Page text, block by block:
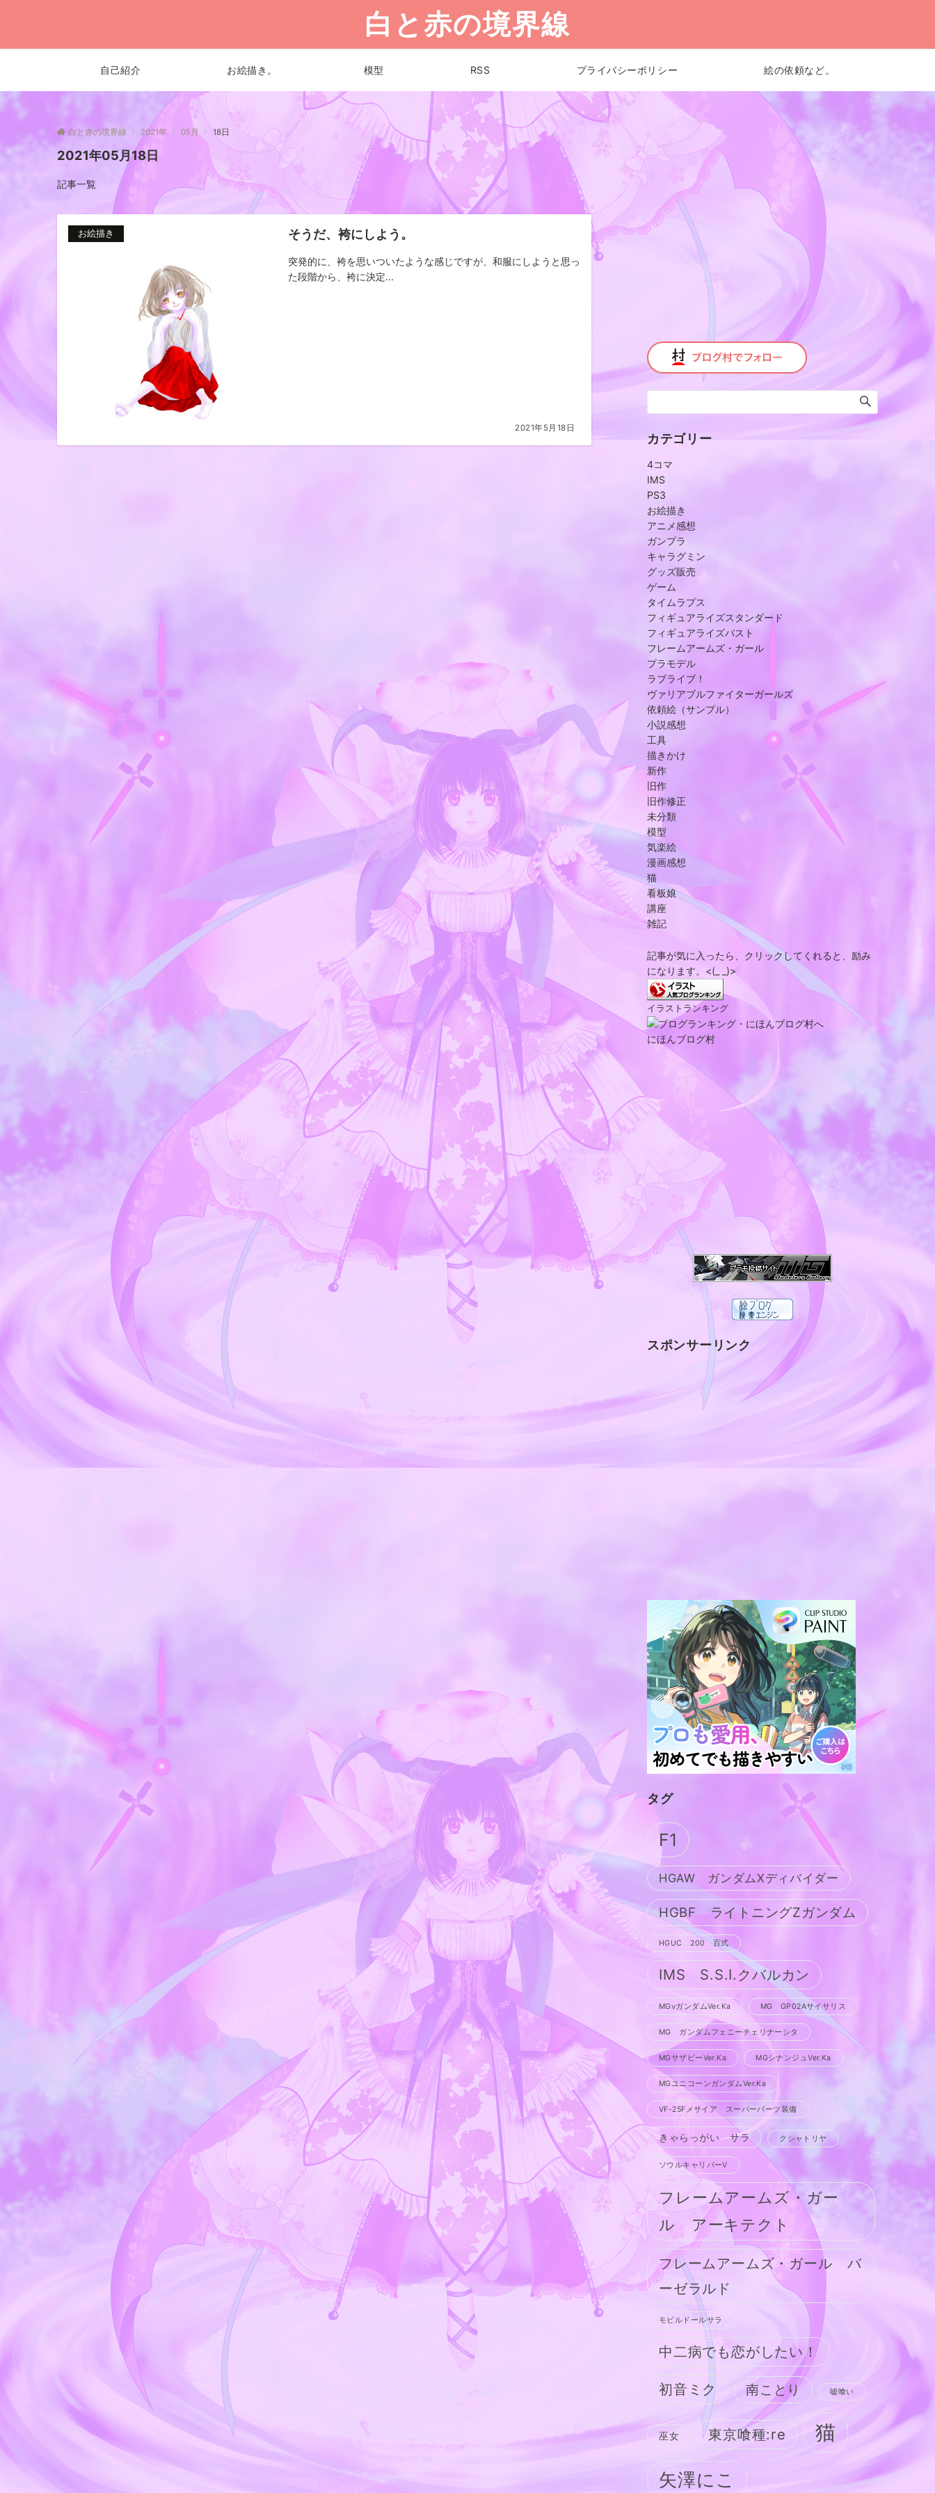
白と赤の境界線
自己紹介 お絵描き。 模型 RSS プライバシーポリシー 絵の依頼など。
白と赤の境界線 2021年 05月 18日
2021年05月18日
記事一覧
お絵描き そうだ、袴にしよう。
突発的に、袴を思いついたような感じですが、和服にしようと思っ
た段階から、袴に決定...
2021年5月18日
カテゴリー
4コマ
IMS
PS3
お絵描き
アニメ感想
ガンプラ
キャラグミン
グッズ販売
ゲーム
タイムラプス
フィギュアライズスタンダード
フィギュアライズバスト
フレームアームズ・ガール
プラモデル
ラブライブ！
ヴァリアブルファイターガールズ
依頼絵（サンプル）
小説感想
工具
描きかけ
新作
旧作
旧作修正
未分類
模型
気楽絵
漫画感想
猫
看板娘
講座
雑記
記事が気に入ったら、クリックしてくれると、励み
になります。<(_ _)>
イラストランキング
にほんブログ村
スポンサーリンク
タグ
F1
HGAW ガンダムXディバイダー
HGBF ライトニングZガンダム
HGUC 200 百式
IMS S.S.I.クバルカン
MGνガンダムVer.Ka MG GP02Aサイサリス
MG ガンダムフェニーチェリナーシタ
MGサザビーVer.Ka MGシナンジュVer.Ka
MGユニコーンガンダムVer.Ka
VF-25Fメサイア スーパーパーツ装備
きゃらっがい サラ クシャトリヤ
ソウルキャリバーV
フレームアームズ・ガー
ル アーキテクト
フレームアームズ・ガール バ
ーゼラルド
モビルドールサラ
中二病でも恋がしたい！
初音ミク 南ことり 嘘喰い
巫女 東京喰種:re 猫
矢澤にこ